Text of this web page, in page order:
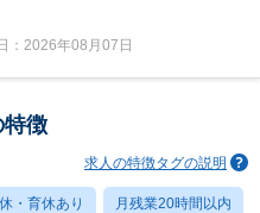
：2026年08月07日
特徴
求人の特徴タグの説明
・育休あり 月残業20時間以内